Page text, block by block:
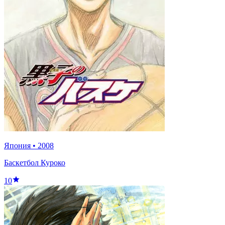
Япония • 2008
Баскетбол Куроко
10